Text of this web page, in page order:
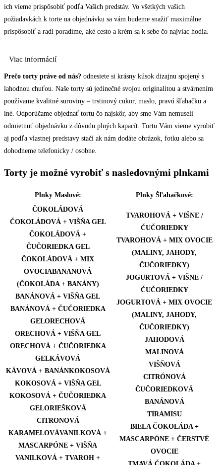
ich vieme prispôsobiť podľa Vašich predstáv. Vo všetkých vašich
požiadavkách k torte na objednávku sa vám budeme snažiť maximálne
prispôsobiť a radi poradíme, aké cesto a krém sa k sebe čo najviac hodia.
Viac informácií
Prečo torty práve od nás? odnesiete si krásny kúsok dizajnu spojený s
lahodnou chuťou. Naše torty sú jedinečné svojou originalitou a stvárnením
používame kvalitné suroviny – trstinový cukor, maslo, pravú šľahačku a
iné. Odporúčame objednať tortu čo najskôr, aby sme Vám nemuseli
odmietnuť objednávku z dôvodu plných kapacít. Tortu Vám vieme vyrobiť
aj podľa vlastnej predstavy stačí ak nám dodáte obrázok, fotku alebo sa
dohodneme telefonicky / osobne.
Torty je možné vyrobiť s nasledovnými plnkami
Plnky Maslové:
Plnky Šľahačkové:
ČOKOLÁDOVÁ
ČOKOLÁDOVÁ + VIŠŇA GEL
ČOKOLÁDOVÁ +
ČUČORIEDKA GEL
ČOKOLÁDOVÁ + MIX
OVOCIABANANOVÁ
(ČOKOLÁDA + BANÁNY)
BANÁNOVÁ + VIŠŇA GEL
BANÁNOVÁ + ČUČORIEDKA
GELORECHOVÁ
ORECHOVÁ + VIŠŇA GEL
ORECHOVÁ + ČUČORIEDKA
GELKÁVOVÁ
KÁVOVÁ + BANÁNKOKOSOVÁ
KOKOSOVÁ + VIŠŇA GEL
KOKOSOVÁ + ČUČORIEDKA
GELORIEŠKOVÁ
CITRONOVÁ
KARAMELOVÁVANILKOVÁ +
MASCARPÓNE + VIŠŇA
VANILKOVÁ + TVAROH +
TVAROHOVÁ + VIŠNE /
ČUČORIEDKY
TVAROHOVÁ + MIX OVOCIE
(MALINY, JAHODY,
ČUČORIEDKY)
JOGURTOVÁ + VIŠNE /
ČUČORIEDKY
JOGURTOVÁ + MIX OVOCIE
(MALINY, JAHODY,
ČUČORIEDKY)
JAHODOVÁ
MALINOVÁ
VIŠŇOVÁ
CITRÓNOVÁ
ČUČORIEDKOVÁ
BANÁNOVÁ
TIRAMISU
BIELA ČOKOLÁDA +
MASCARPÓNE + ČERSTVÉ
OVOCIE